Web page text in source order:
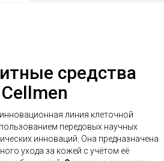
средства
линия клеточной
передовых научных
инноваций. Она предназначена
ухода за кожей с учётом её